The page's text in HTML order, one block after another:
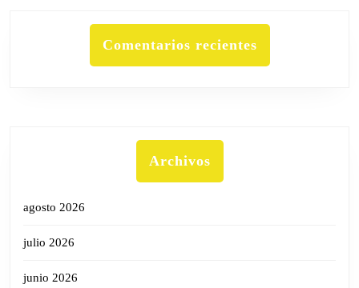
Comentarios recientes
Archivos
agosto 2026
julio 2026
junio 2026